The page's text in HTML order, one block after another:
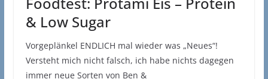
& Low Sugar
Vorgeplänkel ENDLICH mal wieder was „Neues“!
Versteht mich nicht falsch, ich habe nichts dagegen
immer neue Sorten von Ben &